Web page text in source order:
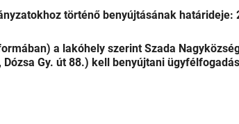
történő benyújtásának határideje:
a lakóhely szerint Szada
Gy. út 88.) kell benyújtani